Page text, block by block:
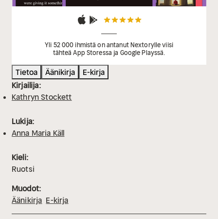
Yli 52 000 ihmistä on antanut Nextorylle viisi
tähteä App Storessa ja Google Playssä.
Tietoa Äänikirja
E-kirja
Kirjailija:
Kathryn Stockett
Lukija:
Anna Maria Käll
Kieli:
Ruotsi
Muodot:
Äänikirja E-kirja